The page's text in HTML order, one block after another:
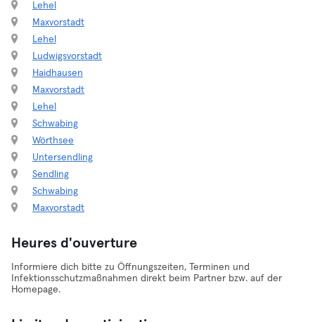
Lehel
Maxvorstadt
Lehel
Ludwigsvorstadt
Haidhausen
Maxvorstadt
Lehel
Schwabing
Wörthsee
Untersendling
Sendling
Schwabing
Maxvorstadt
Heures d'ouverture
Informiere dich bitte zu Öffnungszeiten, Terminen und
Infektionsschutzmaßnahmen direkt beim Partner bzw. auf der
Homepage.